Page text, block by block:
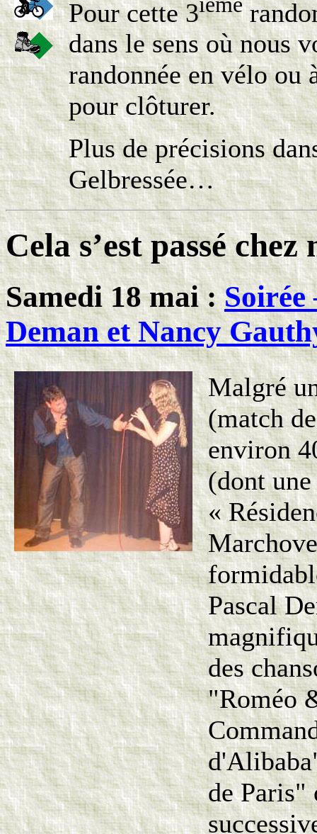
Pour cette 3
dans le sens où nous
randonnée en vélo ou
pour clôturer.
Plus de précisions
Gelbressée…
Cela s’est passé
Samedi 18 mai :Soirée
Deman et Nancy
Malgré
(match
environ
(dont
«
Pascal
des
"Roméo
de Paris"